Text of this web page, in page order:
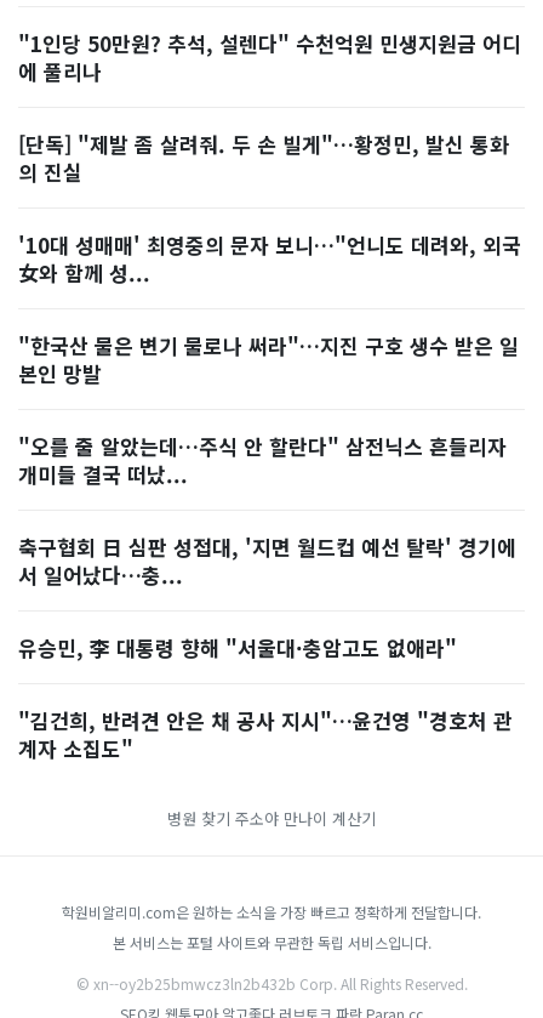
"1인당 50만원? 추석, 설렌다" 수천억원 민생지원금 어디
에 풀리나
[단독] "제발 좀 살려줘. 두 손 빌게"…황정민, 발신 통화
의 진실
'10대 성매매' 최영중의 문자 보니…"언니도 데려와, 외국
女와 함께 성...
"한국산 물은 변기 물로나 써라"…지진 구호 생수 받은 일
본인 망발
"오를 줄 알았는데…주식 안 할란다" 삼전닉스 흔들리자
개미들 결국 떠났...
축구협회 日 심판 성접대, '지면 월드컵 예선 탈락' 경기에
서 일어났다…충...
유승민, 李 대통령 향해 "서울대·충암고도 없애라"
"김건희, 반려견 안은 채 공사 지시"…윤건영 "경호처 관
계자 소집도"
병원 찾기 주소야 만나이 계산기
학원비알리미.com은 원하는 소식을 가장 빠르고 정확하게 전달합니다.
본 서비스는 포털 사이트와 무관한 독립 서비스입니다.
© xn--oy2b25bmwcz3ln2b432b Corp. All Rights Reserved.
SEO킹 웹툰모아 알고좋다 러브토크 파란 Paran.cc